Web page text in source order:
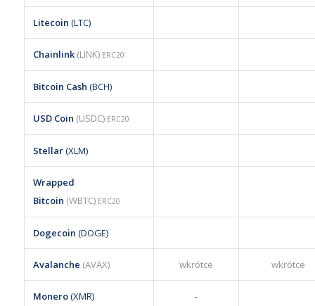
Litecoin (LTC)
Chainlink(LINK) ERC20
Bitcoin Cash (BCH)
USD Coin (USDC) ERC20
Stellar(XLM)
Wrapped
Bitcoin (WBTC) ERC20
Dogecoin (DOGE)
Avalanche (AVAX) wkrótce wkrótce
Monero(XMR) -